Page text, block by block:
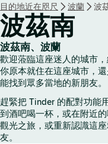
r
目的地近在咫尺 波蘭 波
波茲南
波茲南、波蘭
歡迎蒞臨這座迷人的城市
你原本就住在這座城市，
能找到眾多當地的新朋友。
趕緊把 Tinder 的配對功能
到酒吧喝一杯，或在附近
觀光之旅，或重新認識這
友。